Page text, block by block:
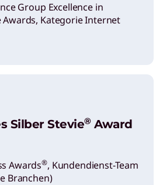
Group Excellence in
Awards, Kategorie Internet
Silber Stevie®Award
Awards®, Kundendienst-Team
Branchen)